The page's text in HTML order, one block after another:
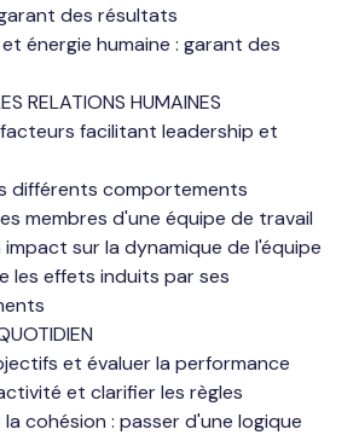
des résultats
énergie humaine : garant des
RELATIONS HUMAINES
facilitant leadership et
différents comportements
membres d'une équipe de travail
impact sur la dynamique de l'équipe
les effets induits par ses
et évaluer la performance
et clarifier les règles
cohésion : passer d'une logique